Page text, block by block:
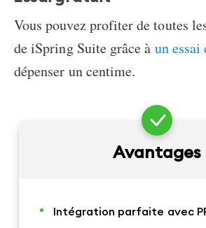
Vous pouvez profiter de toutes
de iSpring Suite grâce à un essai
dépenser un centime.
Avantages
Intégration parfaite avec